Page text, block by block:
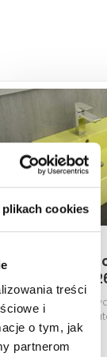
plikach cookies
treści
i
o tym, jak
partnerom
Bocchi
meblowa/
50 cm,